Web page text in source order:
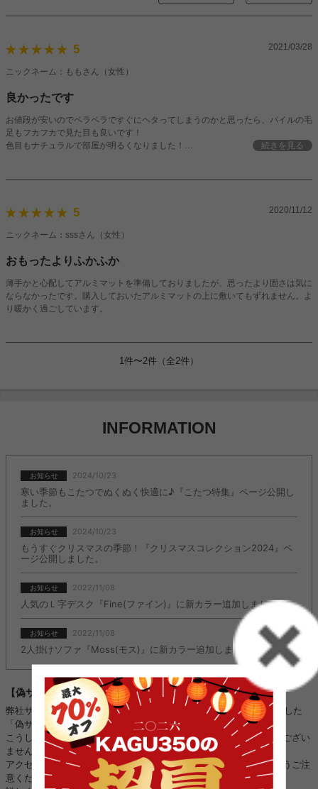
5 2021/03/28
ニックネーム：ももさん（女性）
良かったです
お値段が安いのでペラペラですぐにヘタってしまうのかと思ったら、パイルの毛
足もフカフカで見た目も良いです！
色目もナチュラルで部屋が明るくなりました！
続きを見る
5 2020/11/12
ニックネーム：sssさん（女性）
おもったよりふかふか
薄手かと心配してアルミマットを準備しておりましたが、思ったより固さは気に
ならなかったです。購入しておいたアルミマットの上に敷いてもずれません。よ
り暖かく過ごしています。
1件〜2件（全2件）
INFORMATION
お知らせ 2024/10/23
寒い季節もこたつでぬくぬく快適に♪『こたつ特集』ページ公開し
ました。
お知らせ 2024/10/23
もうすぐクリスマスの季節！『クリスマスコレクション2024』ペ
ージ公開しました。
お知らせ 2022/11/08
人気のＬ字デスク『Fine(ファイン)』に新カラー追加しました。
お知らせ 2022/11/08
2人掛けソファ『Moss(モス)』に新カラー追加しました。
【偽サイトにご注意ください】
弊社サイトのロゴ・画像などを不正に使用し、kagu350になりすました
「偽サイト」や「偽SNSアカウント」を複数確認しております。
こうした「偽サイト」「偽SNSアカウント」は、当店と全く関係がござい
ません。
アクセス、ご注文、お振り込み、個人情報のやり取りをされないようご注
意ください。